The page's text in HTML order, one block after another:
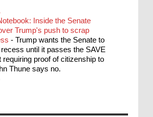
Inside the Senate
Trump's push to scrap
- Trump wants the Senate to
until it passes the SAVE
requiring proof of citizenship to
Thune says no.